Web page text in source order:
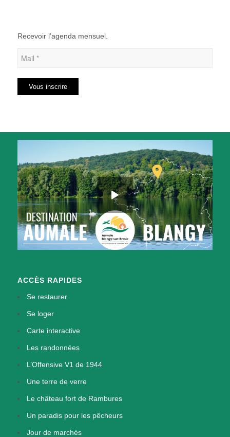
Recevoir l’agenda mensuel.
ACCÈS RAPIDES
Se restaurer
Se loger
Carte interactive
Les randonnées
L’Offensive V1 de 1944
Une terre de verre
Le château fort de Rambures
Un paradis pour les pêcheurs
Jour de marchés